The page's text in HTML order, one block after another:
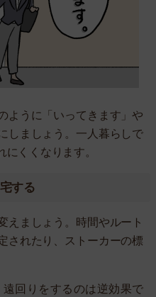
ように「いってきます」や
しましょう。一人暮らしで
くくなります。
する
えましょう。時間やルート
されたり、ストーカーの標
回りをするのは逆効果で